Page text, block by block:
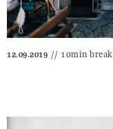
12.09.2019 10min break